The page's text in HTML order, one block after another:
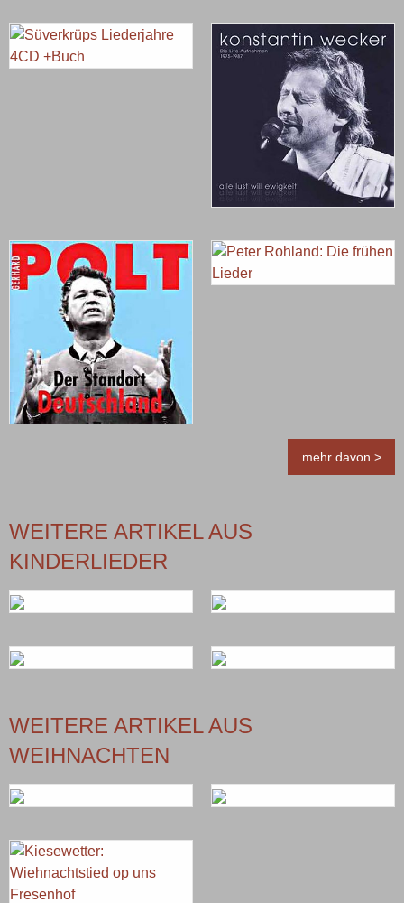
mehr davon >
WEITERE ARTIKEL AUS
KINDERLIEDER
WEITERE ARTIKEL AUS
WEIHNACHTEN